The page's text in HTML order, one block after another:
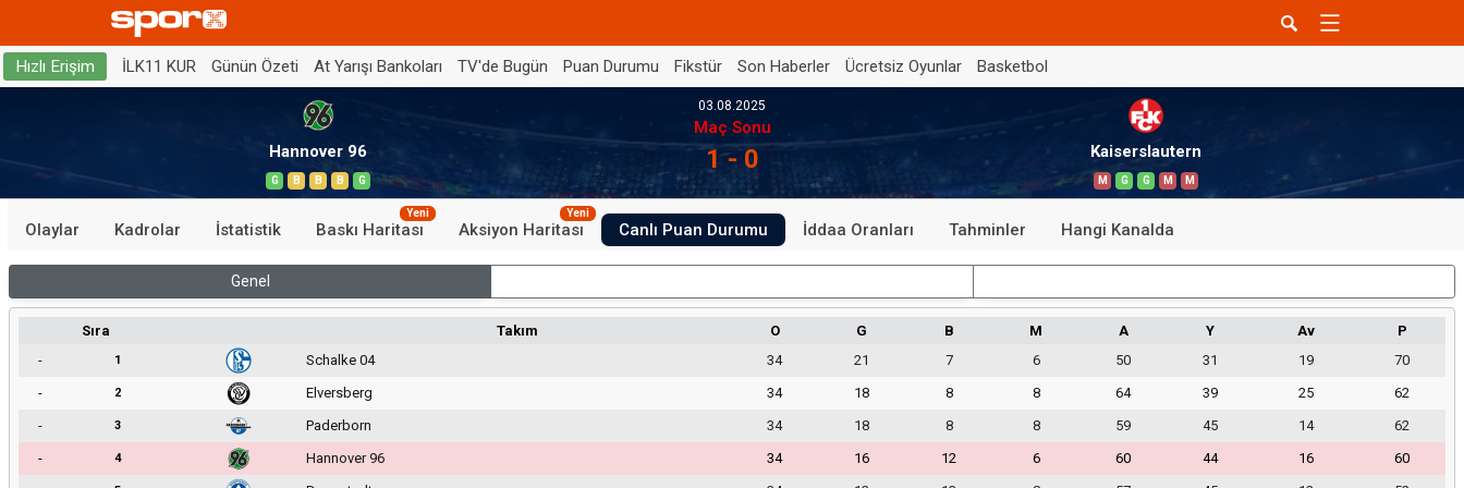
Hızlı Erişim İLK11 KUR Günün Özeti At Yarışı Bankoları TV'de Bugün Puan Durumu Fikstür Son Haberler Ücretsiz Oyunlar Basketbol
Hannover 96
G B B B G
03.08.2025
Maç Sonu
1 - 0 Kaiserslautern
M G G M M
Olaylar Kadrolar İstatistik Baskı Haritası
Yeni
Aksiyon Haritası
Yeni
Canlı Puan Durumu İddaa Oranları Tahminler Hangi Kanalda
Genel
Sıra Takım O G B M A Y Av
P
-
1 Schalke 04 34 21 7 6 50 31 19
70
-
2 Elversberg 34 18 8 8 64 39 25
62
-
3 Paderborn 34 18 8 8 59 45 14
62
-
4 Hannover 96 34 16 12 6 60 44 16
60